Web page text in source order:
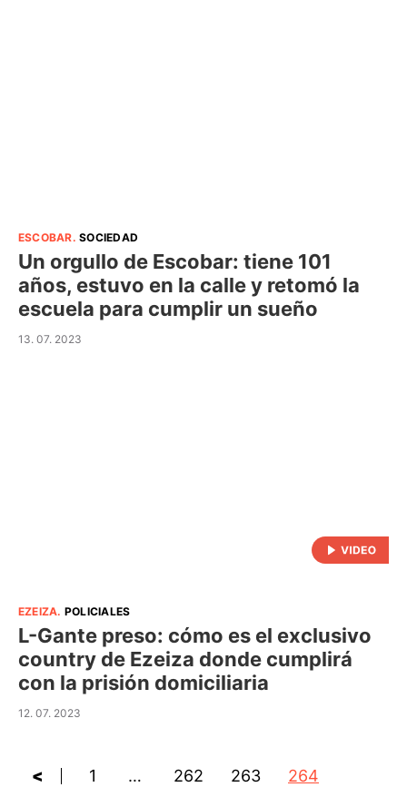
ESCOBAR.SOCIEDAD
Un orgullo de Escobar: tiene 101
años, estuvo en la calle y retomó la
escuela para cumplir un sueño
13. 07. 2023
EZEIZA. POLICIALES
L-Gante preso: cómo es el exclusivo
country de Ezeiza donde cumplirá
con la prisión domiciliaria
12. 07. 2023
< 1 … 262 263 264